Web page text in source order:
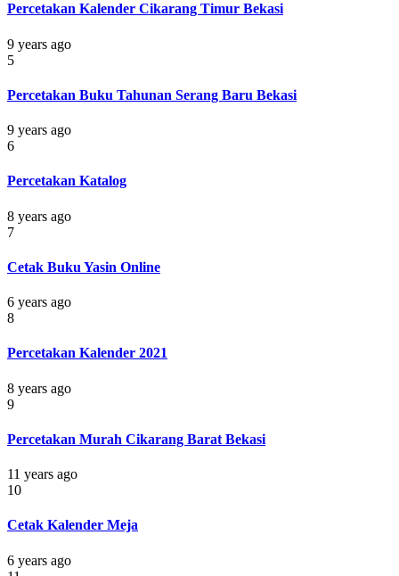
Percetakan Kalender Cikarang Timur Bekasi
9 years ago
5
Percetakan Buku Tahunan Serang Baru Bekasi
9 years ago
6
Percetakan Katalog
8 years ago
7
Cetak Buku Yasin Online
6 years ago
8
Percetakan Kalender 2021
8 years ago
9
Percetakan Murah Cikarang Barat Bekasi
11 years ago
10
Cetak Kalender Meja
6 years ago